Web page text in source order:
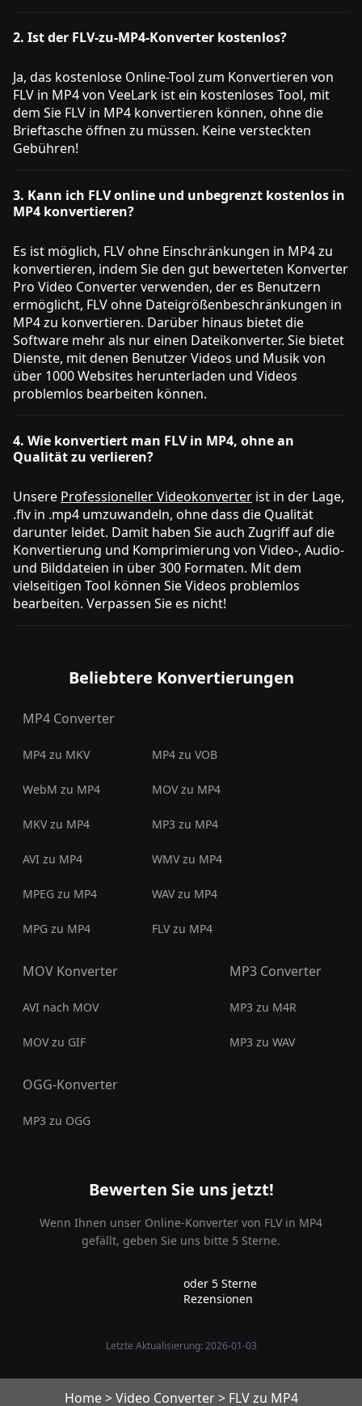
2. Ist der FLV-zu-MP4-Konverter kostenlos?
Ja, das kostenlose Online-Tool zum Konvertieren von
FLV in MP4 von VeeLark ist ein kostenloses Tool, mit
dem Sie FLV in MP4 konvertieren können, ohne die
Brieftasche öffnen zu müssen. Keine versteckten
Gebühren!
3. Kann ich FLV online und unbegrenzt kostenlos in
MP4 konvertieren?
Es ist möglich, FLV ohne Einschränkungen in MP4 zu
konvertieren, indem Sie den gut bewerteten Konverter
Pro Video Converter verwenden, der es Benutzern
ermöglicht, FLV ohne Dateigrößenbeschränkungen in
MP4 zu konvertieren. Darüber hinaus bietet die
Software mehr als nur einen Dateikonverter. Sie bietet
Dienste, mit denen Benutzer Videos und Musik von
über 1000 Websites herunterladen und Videos
problemlos bearbeiten können.
4. Wie konvertiert man FLV in MP4, ohne an
Qualität zu verlieren?
Unsere Professioneller Videokonverter ist in der Lage,
.flv in .mp4 umzuwandeln, ohne dass die Qualität
darunter leidet. Damit haben Sie auch Zugriff auf die
Konvertierung und Komprimierung von Video-, Audio-
und Bilddateien in über 300 Formaten. Mit dem
vielseitigen Tool können Sie Videos problemlos
bearbeiten. Verpassen Sie es nicht!
Beliebtere Konvertierungen
MP4 Converter
MP4 zu MKV MP4 zu VOB
WebM zu MP4 MOV zu MP4
MKV zu MP4 MP3 zu MP4
AVI zu MP4 WMV zu MP4
MPEG zu MP4 WAV zu MP4
MPG zu MP4 FLV zu MP4
MOV Konverter
AVI nach MOV
MOV zu GIF
MP3 Converter
MP3 zu M4R
MP3 zu WAV
OGG-Konverter
MP3 zu OGG
Bewerten Sie uns jetzt!
Wenn Ihnen unser Online-Konverter von FLV in MP4
gefällt, geben Sie uns bitte 5 Sterne.
oder 5 Sterne
Rezensionen
Letzte Aktualisierung: 2026-01-03
Home>Video Converter> FLV zu MP4